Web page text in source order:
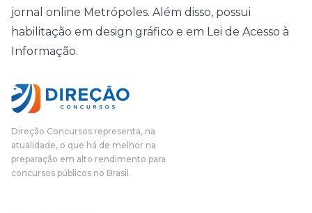
jornal online Metrópoles. Além disso, possui
habilitação em design gráfico e em Lei de Acesso à
Informação.
Direção Concursos representa, na
atualidade, o que há de melhor na
preparação em alto rendimento para
concursos públicos no Brasil.